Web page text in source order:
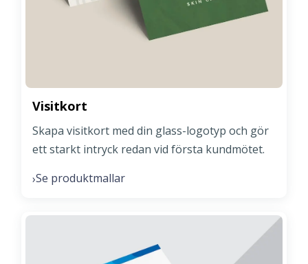
Visitkort
Skapa visitkort med din glass-logotyp och gör
ett starkt intryck redan vid första kundmötet.
›Se produktmallar